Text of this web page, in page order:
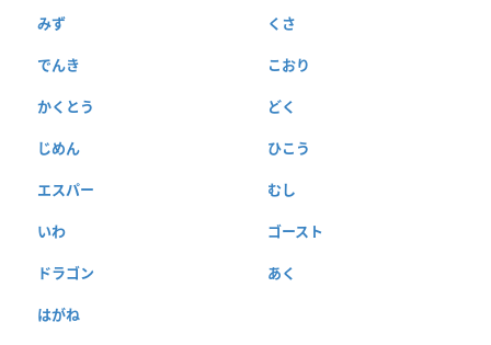
みず くさ
でんき こおり
かくとう どく
じめん ひこう
エスパー むし
いわ ゴースト
ドラゴン あく
はがね